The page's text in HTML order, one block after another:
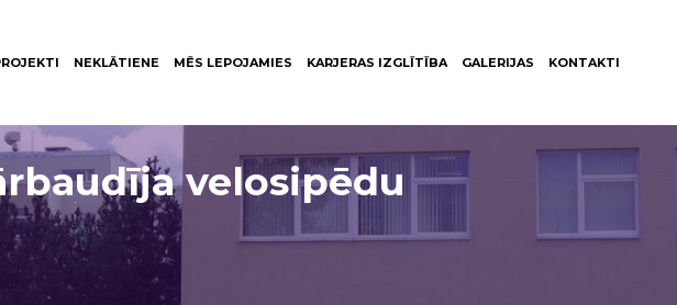
NEKLĀTIENE MĒS LEPOJAMIES KARJERAS IZGLĪTĪBA GALERIJAS KONTAKTI
velosipēdu